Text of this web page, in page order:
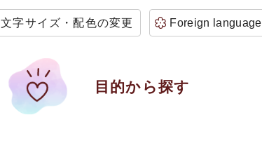
文字サイズ・配色の変更 Foreign language
目的から探す